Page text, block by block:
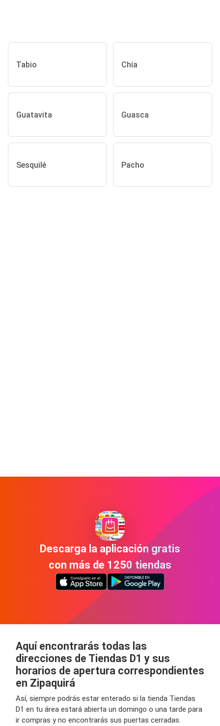
Tabio Chía
Guatavita Guasca
Sesquilé Pacho
Descarga la aplicación gratis
con más de 1250 tiendas
Aquí encontrarás todas las
direcciones de Tiendas D1 y sus
horarios de apertura correspondientes
en Zipaquirá
Así, siempre podrás estar enterado si la tienda Tiendas
D1 en tu área estará abierta un domingo o una tarde para
ir compras y no encontrarás sus puertas cerradas.